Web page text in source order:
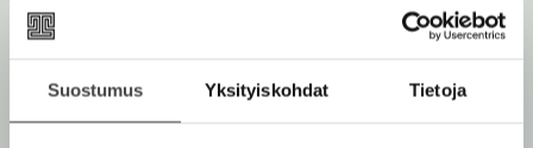
Suostumus Yksityiskohdat Tietoja
Osta teos